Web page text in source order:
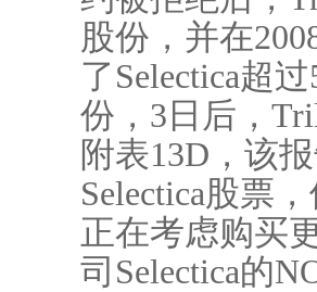
股份，并在
了Selectica超过
份， 3 日后，
附表13D ，该
Selectica股票
正在考虑购买
司 Selectica的